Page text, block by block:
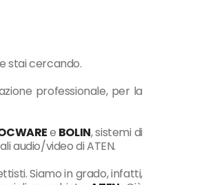
stai cercando.
professionale, per la
e BOLIN, sistemi di
audio/video di ATEN.
Siamo in grado, infatti,